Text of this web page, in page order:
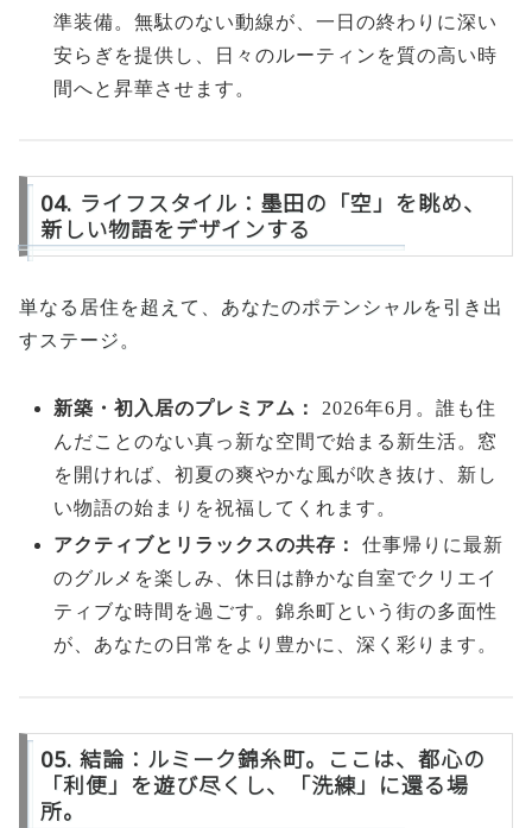
準装備。無駄のない動線が、一日の終わりに深い
安らぎを提供し、日々のルーティンを質の高い時
間へと昇華させます。
04. ライフスタイル：墨田の「空」を眺め、
新しい物語をデザインする
単なる居住を超えて、あなたのポテンシャルを引き出
すステージ。
新築・初入居のプレミアム：
2026年6月。誰も住
んだことのない真っ新な空間で始まる新生活。窓
を開ければ、初夏の爽やかな風が吹き抜け、新し
い物語の始まりを祝福してくれます。
アクティブとリラックスの共存：
仕事帰りに最新
のグルメを楽しみ、休日は静かな自室でクリエイ
ティブな時間を過ごす。錦糸町という街の多面性
が、あなたの日常をより豊かに、深く彩ります。
05. 結論：ルミーク錦糸町。ここは、都心の
「利便」を遊び尽くし、「洗練」に還る場
所。